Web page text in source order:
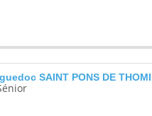
SAINT PONS DE